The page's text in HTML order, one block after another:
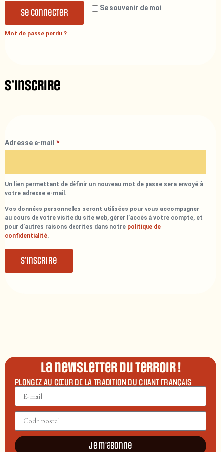
Se souvenir de moi
Se connecter
Mot de passe perdu ?
S’inscrire
Adresse e-mail *
Un lien permettant de définir un nouveau mot de passe sera envoyé à
votre adresse e-mail.
Vos données personnelles seront utilisées pour vous accompagner
au cours de votre visite du site web, gérer l’accès à votre compte, et
pour d’autres raisons décrites dans notre politique de
confidentialité.
S’inscrire
La newsletter du terroir !
PLONGEZ AU CŒUR DE LA TRADITION DU CHANT FRANÇAIS
Je m'abonne